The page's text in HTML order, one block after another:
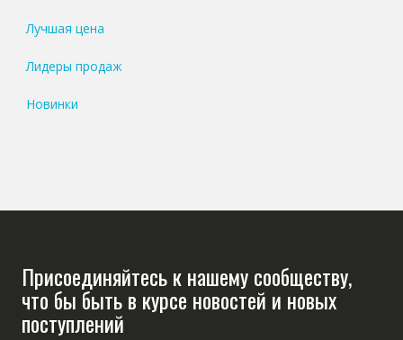
Лучшая цена
Лидеры продаж
Новинки
Присоединяйтесь к нашему сообществу,
что бы быть в курсе новостей и новых
поступлений